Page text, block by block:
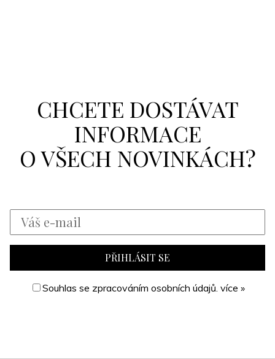
CHCETE DOSTÁVAT
INFORMACE
O VŠECH NOVINKÁCH?
Souhlas se zpracováním osobních údajů. více »